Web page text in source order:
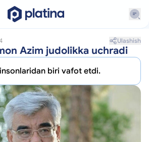
Ulashish
Azim judolikka uchradi
biri vafot etdi.